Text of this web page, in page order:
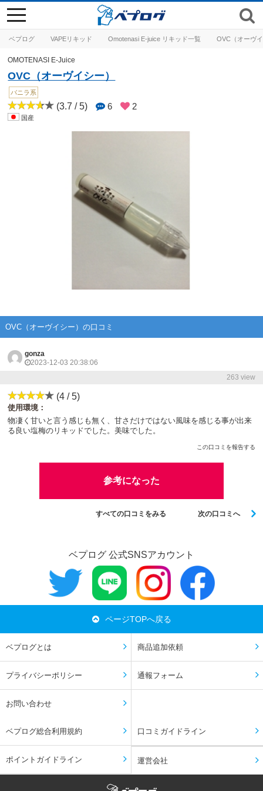
ベプログ VAPEリキッド Omotenasi E-juice リキッド一覧 OVC（オーヴ
toggle
navigation
OMOTENASI E-Juice
OVC（オーヴイシー）
バニラ系
(3.7 / 5) 6 2
国産
OVC（オーヴイシー）の口コミ
gonza
2023-12-03 20:38:06
263 view
(4 / 5)
使用環境：
物凄く甘いと言う感じも無く、甘さだけではない風味を感じる事が出来
る良い塩梅のリキッドでした。美味でした。
この口コミを報告する
参考になった
すべての口コミをみる 次の口コミへ
ベプログ 公式SNSアカウント
ページTOPへ戻る
ベプログとは 商品追加依頼
プライバシーポリシー 通報フォーム
お問い合わせ
ベプログ総合利用規約 口コミガイドライン
ポイントガイドライン 運営会社